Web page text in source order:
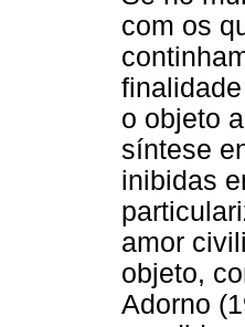
com os
o objeto
síntese
inibidas
amor
objeto,
Adorno